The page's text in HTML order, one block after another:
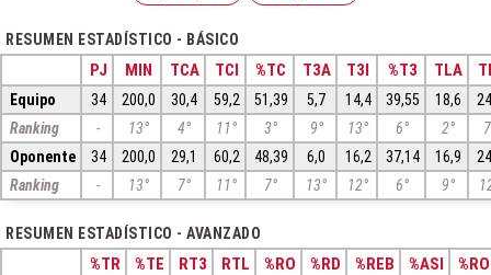
RESUMEN ESTADÍSTICO - BÁSICO
PJ MIN TCA TCI %TC T3A T3I %T3 TLA
Equipo 34 200,0 30,4 59,2 51,39 5,7 14,4 39,55 18,6
Ranking
- 13° 4° 11° 3° 9° 13° 6° 2°
Oponente
34 200,0 29,1 60,2 48,39 6,0 16,2 37,14 16,9
Ranking
- 13° 7° 11° 7° 13° 12° 6° 9°
RESUMEN ESTADÍSTICO - AVANZADO
%TR %TE RT3 RTL %RO %RD %REB %ASI